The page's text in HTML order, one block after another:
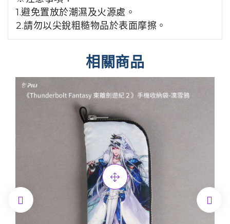
1.避免置放於潮濕及火源處。
2.請勿以尖銳粗糙物品於表面摩擦。
相關商品
 